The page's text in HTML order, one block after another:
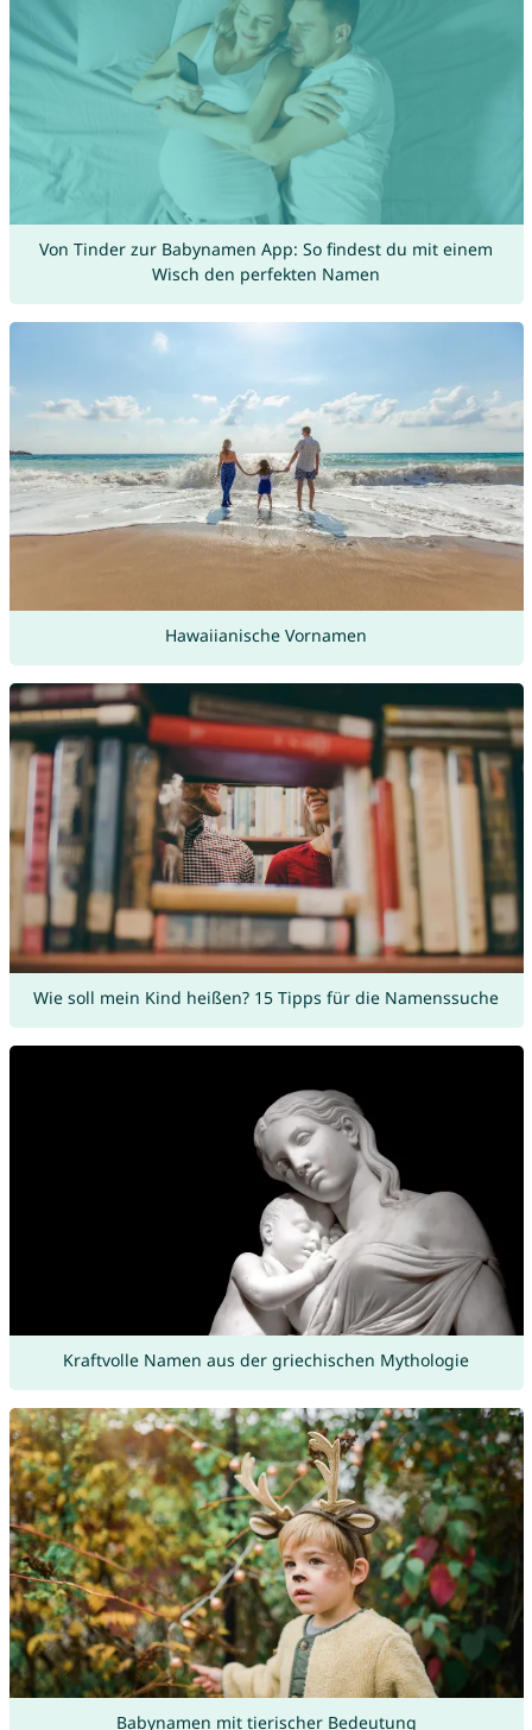
Von Tinder zur Babynamen App: So findest du mit einem
Wisch den perfekten Namen
Hawaiianische Vornamen
Wie soll mein Kind heißen? 15 Tipps für die Namenssuche
Kraftvolle Namen aus der griechischen Mythologie
Babynamen mit tierischer Bedeutung